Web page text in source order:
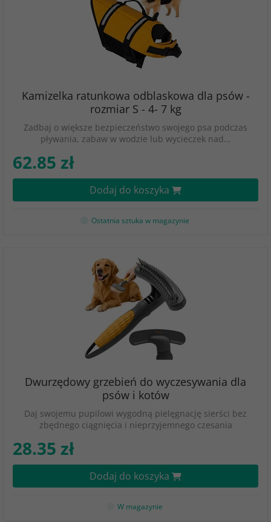
Kamizelka ratunkowa odblaskowa dla psów -
rozmiar S - 4- 7 kg
Zadbaj o większe bezpieczeństwo swojego psa podczas
pływania, zabaw w wodzie lub wycieczek nad…
62.85 zł
Dodaj do koszyka
Ostatnia sztuka w magazynie
Dwurzędowy grzebień do wyczesywania dla
psów i kotów
Daj swojemu pupilowi wygodną pielęgnację sierści bez
zbędnego ciągnięcia i nieprzyjemnego czesania
28.35 zł
Dodaj do koszyka
W magazynie